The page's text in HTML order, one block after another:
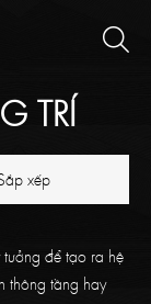
TRÍ
xếp
để tạo ra hệ
thông tầng hay